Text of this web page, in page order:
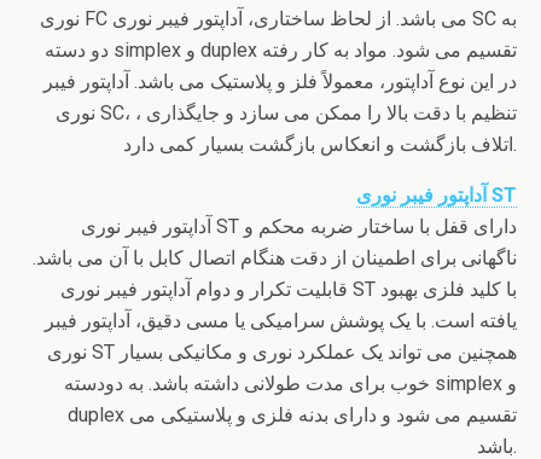
نوری FC می باشد. از لحاظ ساختاری، آداپتور فیبر نوری SC به
دو دسته simplex و duplex تقسیم می شود. مواد به کار رفته
در این نوع آداپتور، معمولاً فلز و پلاستیک می باشد. آداپتور فیبر
نوری SC، تنظیم با دقت بالا را ممکن می سازد و جایگذاری ،
اتلاف بازگشت و انعکاس بازگشت بسیار کمی دارد.
آداپتور فیبر نوری ST
آداپتور فیبر نوری ST دارای قفل با ساختار ضربه محکم و
ناگهانی برای اطمینان از دقت هنگام اتصال کابل با آن می باشد.
قابلیت تکرار و دوام آداپتور فیبر نوری ST با کلید فلزی بهبود
یافته است. با یک پوشش سرامیکی یا مسی دقیق، آداپتور فیبر
نوری ST همچنین می تواند یک عملکرد نوری و مکانیکی بسیار
خوب برای مدت طولانی داشته باشد. به دودسته simplex و
duplex تقسیم می شود و دارای بدنه فلزی و پلاستیکی می
باشد.